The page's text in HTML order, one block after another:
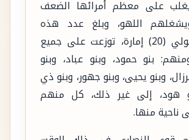
يغلب على معظم أمرائها الضعف
اللهو، وبلغ عدد هذه
الدويلات حولي (20) إمارة، توزعت على جميع
بنو حمود، وبنو عباد، وبنو
وبنو يحيى، وبنو جهور، وبنو ذي
هود، إلى غير ذلك، كل منهم
ناحية منها.